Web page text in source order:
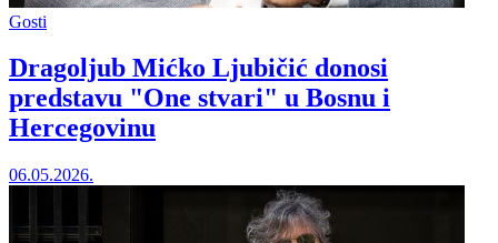
Gosti
Dragoljub Mićko Ljubičić donosi
predstavu "One stvari" u Bosnu i
Hercegovinu
06.05.2026.